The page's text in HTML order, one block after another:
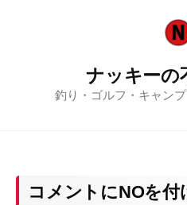
ナッキーの
釣り・ゴルフ・キャン
コメントにNOを付